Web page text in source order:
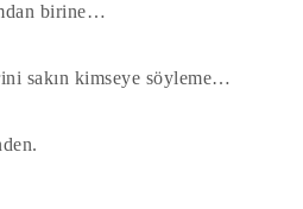
birine…
sakın kimseye söyleme…